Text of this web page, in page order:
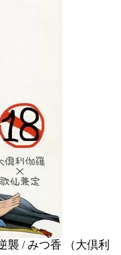
襲 / みつ香 （大倶利